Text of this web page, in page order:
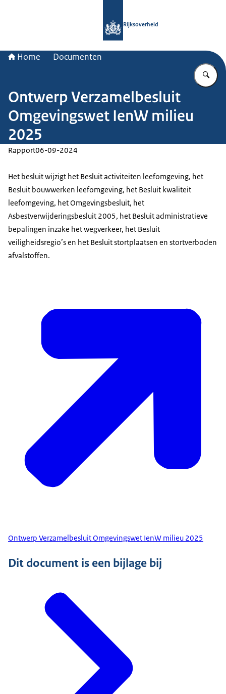
Rijksoverheid
Home Documenten
Ontwerp Verzamelbesluit
Omgevingswet IenW milieu
2025
Rapport06-09-2024
Het besluit wijzigt het Besluit activiteiten leefomgeving, het
Besluit bouwwerken leefomgeving, het Besluit kwaliteit
leefomgeving, het Omgevingsbesluit, het
Asbestverwijderingsbesluit 2005, het Besluit administratieve
bepalingen inzake het wegverkeer, het Besluit
veiligheidsregio’s en het Besluit stortplaatsen en stortverboden
afvalstoffen.
Ontwerp Verzamelbesluit Omgevingswet IenW milieu 2025
Dit document is een bijlage bij